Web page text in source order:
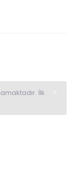
İlk